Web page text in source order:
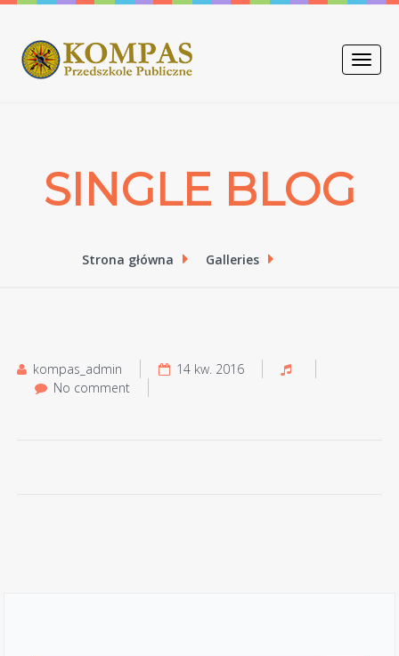
Toggle
SINGLE BLOG
Strona główna Galleries
kompas_admin
14 kw. 2016
No comment